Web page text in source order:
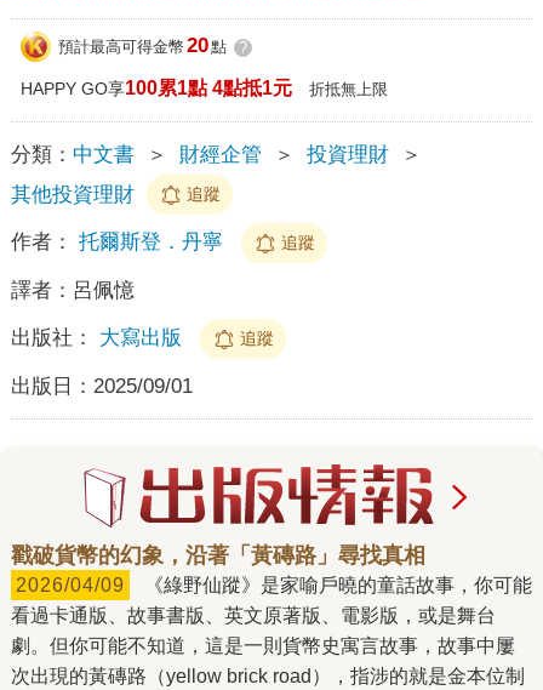
預計最高可得金幣 20點 ?
HAPPY GO享100累1點 4點抵1元 折抵無上限
分類： 中文書 ＞ 財經企管 ＞ 投資理財
＞
其他投資理財
追蹤
作者： 托爾斯登．丹寧 追蹤
譯者： 呂佩憶
出版社： 大寫出版 追蹤
出版日： 2025/09/01
戳破貨幣的幻象，沿著「黃磚路」尋找真相
2026/04/09
看過卡通版、故事書版、英文原著版、電影版，或是舞台
劇。但你可能不知道，這是一則貨幣史寓言故事，故事中屢
次出現的黃磚路（yellow brick road），指涉的就是金本位制